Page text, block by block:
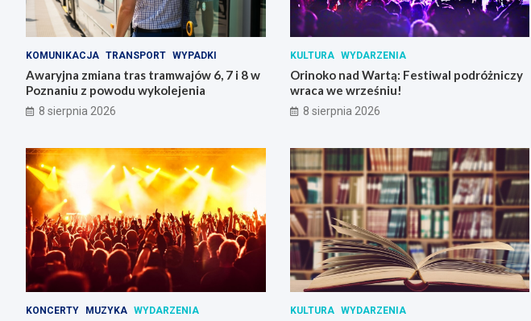
KOMUNIKACJA TRANSPORT WYPADKI
Awaryjna zmiana tras tramwajów 6, 7 i 8 w
Poznaniu z powodu wykolejenia
8 sierpnia 2026
KULTURA WYDARZENIA
Orinoko nad Wartą: Festiwal podróżniczy
wraca we wrześniu!
8 sierpnia 2026
KONCERTY MUZYKA WYDARZENIA KULTURA WYDARZENIA